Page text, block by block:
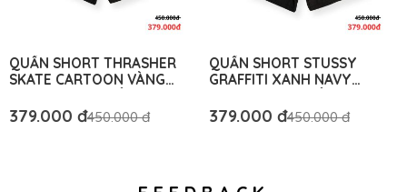
QUẦN SHORT THRASHER
SKATE CARTOON VÀNG
AUTHENTIC
379.000 đ450.000 đ
QUẦN SHORT STUSSY
GRAFFITI XANH NAVY
AUTHENTIC
379.000 đ450.000 đ